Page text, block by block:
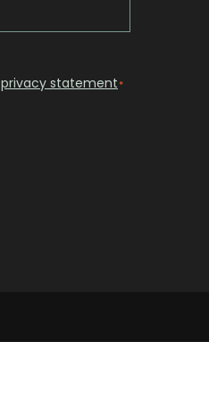
privacy statement*